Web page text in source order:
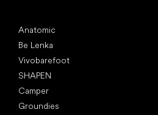
Anatomic
Be Lenka
Vivobarefoot
SHAPEN
Camper
Groundies